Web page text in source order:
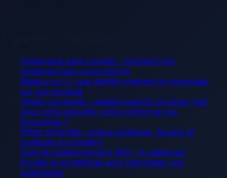
Instagrame sans compte : comment voir
instagram sans vous inscrire
Made in p.r.c : que signifie vraiment ce marquage
sur vos produits
Objets connectés : gadget superflu ou levier réel
pour votre sécurité, votre confort et vos
économies ?
Effets domiciliés : enjeux juridiques, fiscaux et
pratiques à connaître
Suivi de positionnement SEO : 4 catégories
d'outils et la méthode pour interpréter vos
graphiques